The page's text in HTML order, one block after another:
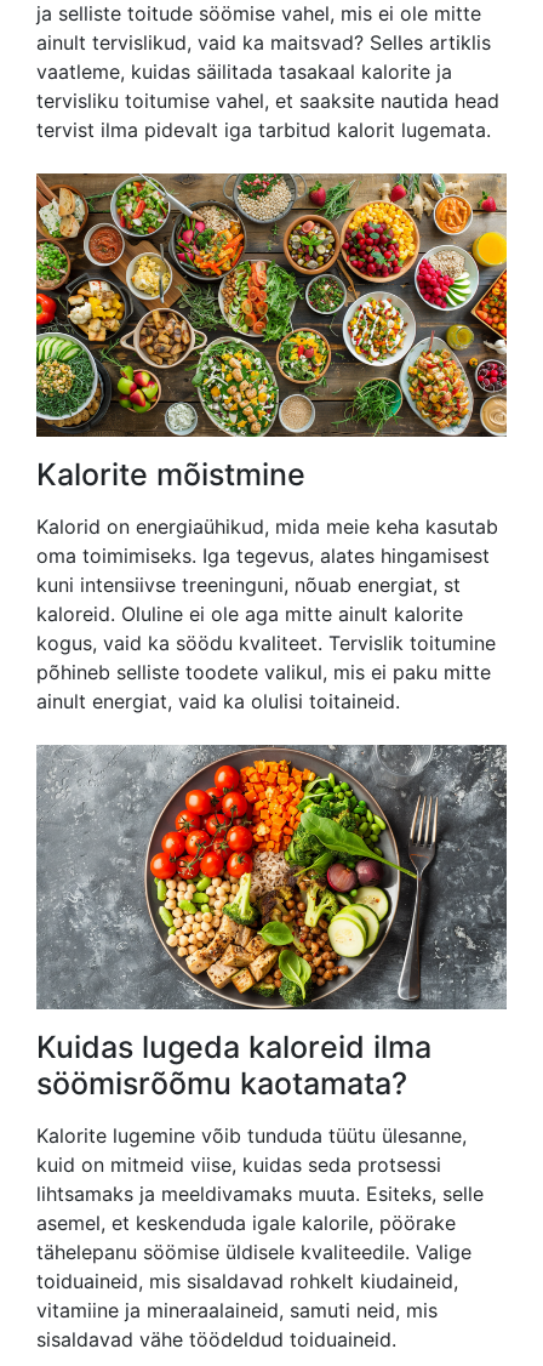
ja selliste toitude söömise vahel, mis ei ole mitte
ainult tervislikud, vaid ka maitsvad? Selles artiklis
vaatleme, kuidas säilitada tasakaal kalorite ja
tervisliku toitumise vahel, et saaksite nautida head
tervist ilma pidevalt iga tarbitud kalorit lugemata.
Kalorite mõistmine
Kalorid on energiaühikud, mida meie keha kasutab
oma toimimiseks. Iga tegevus, alates hingamisest
kuni intensiivse treeninguni, nõuab energiat, st
kaloreid. Oluline ei ole aga mitte ainult kalorite
kogus, vaid ka söödu kvaliteet. Tervislik toitumine
põhineb selliste toodete valikul, mis ei paku mitte
ainult energiat, vaid ka olulisi toitaineid.
Kuidas lugeda kaloreid ilma
söömisrõõmu kaotamata?
Kalorite lugemine võib tunduda tüütu ülesanne,
kuid on mitmeid viise, kuidas seda protsessi
lihtsamaks ja meeldivamaks muuta. Esiteks, selle
asemel, et keskenduda igale kalorile, pöörake
tähelepanu söömise üldisele kvaliteedile. Valige
toiduaineid, mis sisaldavad rohkelt kiudaineid,
vitamiine ja mineraalaineid, samuti neid, mis
sisaldavad vähe töödeldud toiduaineid.